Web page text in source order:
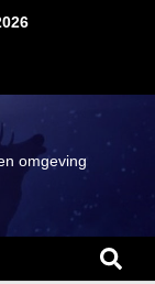
omgeving